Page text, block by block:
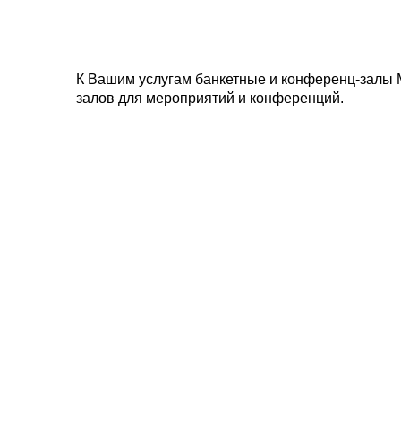
К Вашим услугам банкетные и конференц-залы
залов для мероприятий и конференций.